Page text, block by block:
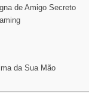
de Amigo Secreto
da Sua Mão